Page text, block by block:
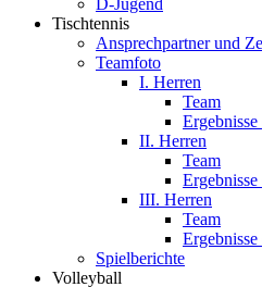
D-Jugend
Tischtennis
Ansprechpartner und
Teamfoto
I. Herren
Team
II. Herren
Team
III. Herren
Team
Spielberichte
Volleyball